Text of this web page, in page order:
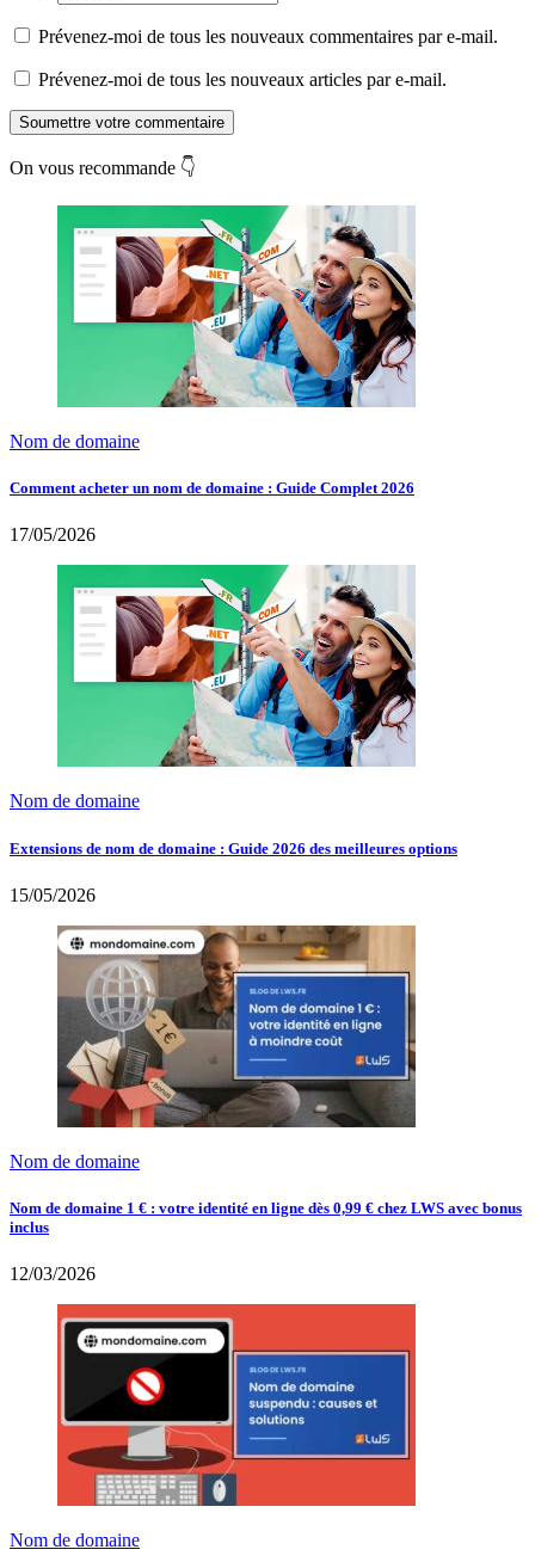
Prévenez-moi de tous les nouveaux commentaires par e-mail.
Prévenez-moi de tous les nouveaux articles par e-mail.
Soumettre votre commentaire
On vous recommande 👇
Nom de domaine
Comment acheter un nom de domaine : Guide Complet 2026
17/05/2026
Nom de domaine
Extensions de nom de domaine : Guide 2026 des meilleures options
15/05/2026
Nom de domaine
Nom de domaine 1 € : votre identité en ligne dès 0,99 € chez LWS avec bonus
inclus
12/03/2026
Nom de domaine